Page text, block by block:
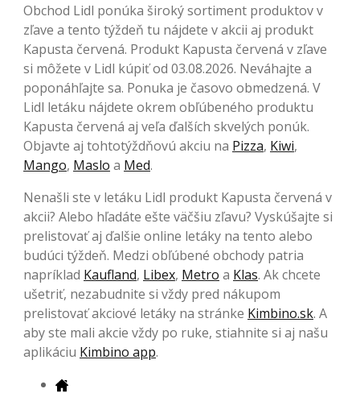
Obchod Lidl ponúka široký sortiment produktov v
zľave a tento týždeň tu nájdete v akcii aj produkt
Kapusta červená. Produkt Kapusta červená v zľave
si môžete v Lidl kúpiť od 03.08.2026. Neváhajte a
poponáhľajte sa. Ponuka je časovo obmedzená. V
Lidl letáku nájdete okrem obľúbeného produktu
Kapusta červená aj veľa ďalších skvelých ponúk.
Objavte aj tohtotýždňovú akciu na Pizza, Kiwi,
Mango, Maslo a Med.
Nenašli ste v letáku Lidl produkt Kapusta červená v
akcii? Alebo hľadáte ešte väčšiu zľavu? Vyskúšajte si
prelistovať aj ďalšie online letáky na tento alebo
budúci týždeň. Medzi obľúbené obchody patria
napríklad Kaufland, Libex, Metro a Klas. Ak chcete
ušetriť, nezabudnite si vždy pred nákupom
prelistovať akciové letáky na stránke Kimbino.sk. A
aby ste mali akcie vždy po ruke, stiahnite si aj našu
aplikáciu Kimbino app.